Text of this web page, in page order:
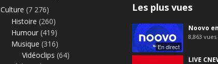
Culture (7 276)
Histoire (260)
Humour (419)
Musique (316)
Vidéoclips (64)
Les plus vues
En direct
Noovo
8,863 vues
LIVE